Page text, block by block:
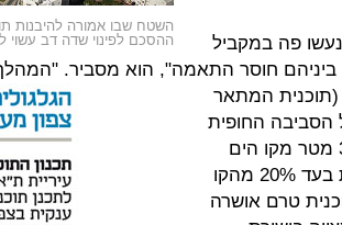
השטח שבו אמורה להיבנות
ההסכם לפינוי שדה דב עשוי
פה במקביל
חוסר התאמה", הוא מסביר. "המהלך
הרביעי לתמ"א 13 (תוכנית המתאר
הסביבה החופית
האוסרת בנייה 300 מטר מקו הים
עם גמישות לסטות בעד 20% מהקו
טרם אושרה